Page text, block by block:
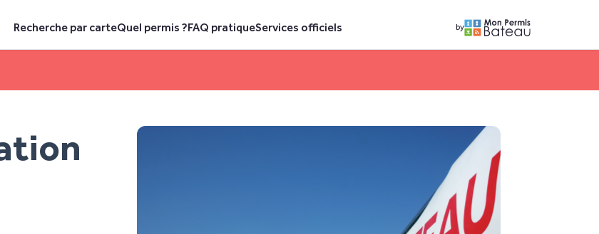
Recherche par carteQuel permis ?FAQ pratiqueServices officiels by